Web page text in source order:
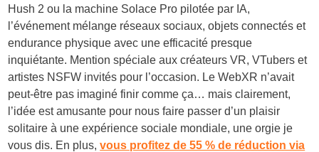
Hush 2 ou la machine Solace Pro pilotée par IA,
l’événement mélange réseaux sociaux, objets connectés et
endurance physique avec une efficacité presque
inquiétante. Mention spéciale aux créateurs VR, VTubers et
artistes NSFW invités pour l’occasion. Le WebXR n’avait
peut-être pas imaginé finir comme ça… mais clairement,
l’idée est amusante pour nous faire passer d’un plaisir
solitaire à une expérience sociale mondiale, une orgie je
vous dis. En plus,vous profitez de 55 % de réduction via